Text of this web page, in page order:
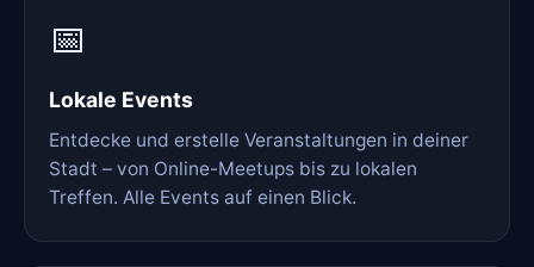
📅
Lokale Events
Entdecke und erstelle Veranstaltungen in deiner
Stadt – von Online-Meetups bis zu lokalen
Treffen. Alle Events auf einen Blick.